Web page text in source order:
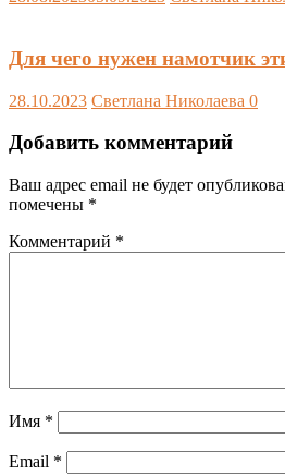
Для чего нужен намотчик
28.10.2023 Светлана Николаева 0
Добавить комментарий
Ваш адрес email не будет
помечены *
Комментарий *
Имя *
Email *